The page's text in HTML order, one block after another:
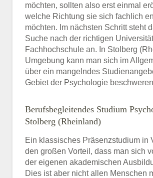
möchten, sollten also erst einmal
welche Richtung sie sich fachlich
möchten. Im nächsten Schritt steht
Suche nach der richtigen
Fachhochschule an. In Stolberg
Umgebung kann man sich im
über ein mangelndes
Gebiet der Psychologie
Berufsbegleitendes Studium
Stolberg (Rheinland)
Ein klassisches Präsenzstudium in
den großen Vorteil, dass man sich
der eigenen akademischen
Dies ist aber nicht allen Menschen